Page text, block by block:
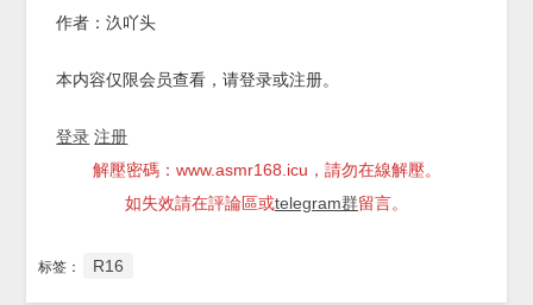
作者：汣吖头
本内容仅限会员查看，请登录或注册。
登录 注册
解壓密碼：www.asmr168.icu，請勿在線解壓。
如失效請在評論區或telegram群留言。
标签： R16